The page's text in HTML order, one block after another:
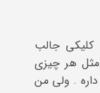
کلیکی جالب
مثل هر چیزی
. ولی من